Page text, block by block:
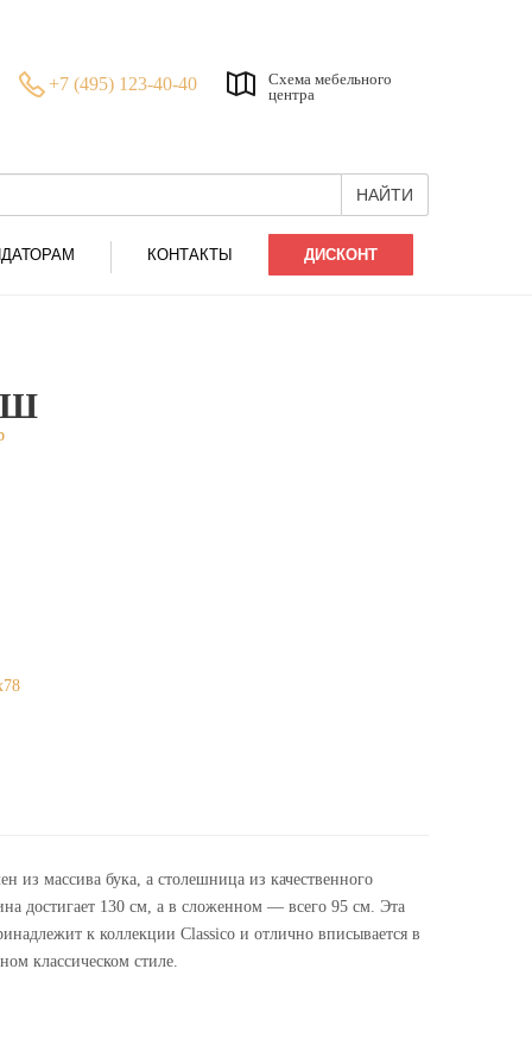
Схема мебельного
центра
+7 (495) 123-40-40
НАЙТИ
КОНТАКТЫ ДИСКОНТ
Ш
из массива бука, а столешница из качественного
достигает 130 см, а в сложенном — всего 95 см. Эта
к коллекции Classico и отлично вписывается в
классическом стиле.